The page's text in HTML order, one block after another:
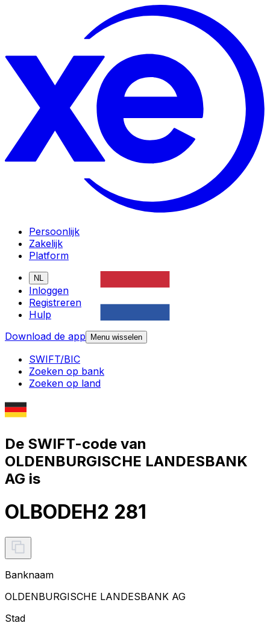
Persoonlijk
Zakelijk
Platform
NL
Inloggen
Registreren
Hulp
Download de app
Menu wisselen
SWIFT/BIC
Zoeken op bank
Zoeken op land
De SWIFT-code van
OLDENBURGISCHE LANDESBANK
AG is
OLBODEH2 281
Banknaam
OLDENBURGISCHE LANDESBANK AG
Stad